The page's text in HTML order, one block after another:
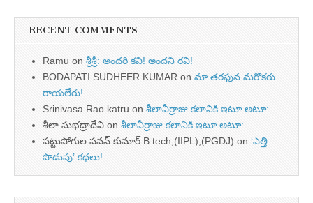
RECENT COMMENTS
Ramu on శ్రీశ్రీ: అందరి కవి! అందని రవి!
BODAPATI SUDHEER KUMAR on మా తరఫున మరొకరు
రాయలేరు!
Srinivasa Rao katru on శీలావీర్రాజు కలానికి ఇటూ అటూ:
శీలా సుభద్రాదేవి on శీలావీర్రాజు కలానికి ఇటూ అటూ:
పట్టుపోగుల పవన్ కుమార్ B.tech,(IIPL),(PGDJ) on ‘ఎత్తి
పొడుపు’ కథలు!